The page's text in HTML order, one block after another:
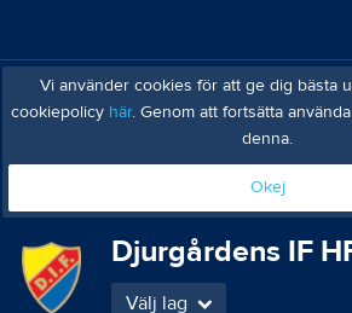
Vi använder cookies för att ge dig bästa
cookiepolicy här. Genom att fortsätta
denna.
Okej
Djurgårdens IF
Välj lag